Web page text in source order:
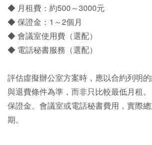
◆ 月租費：約500～3000元
◆ 保證金：1～2個月
◆ 會議室使用費（選配）
◆ 電話秘書服務（選配）
評估虛擬辦公室方案時，應以合約列明
與退費條件為準，而非只比較最低月租
保證金、會議室或電話秘書費用，實際
期。